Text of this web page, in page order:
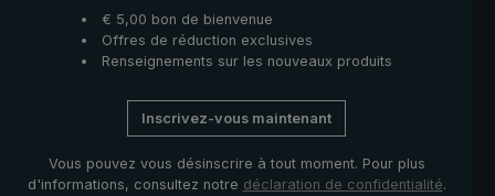
€ 5,00 bon de bienvenue
Offres de réduction exclusives
Renseignements sur les nouveaux produits
Inscrivez-vous maintenant
Vous pouvez vous désinscrire à tout moment. Pour plus
d'informations, consultez notre déclaration de confidentialité.